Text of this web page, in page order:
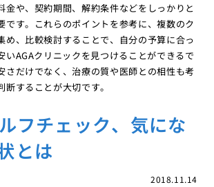
金や、契約期間、解約条件などをしっかりと
です。これらのポイントを参考に、複数のク
め、比較検討することで、自分の予算に合っ
いAGAクリニックを見つけることができるで
さだけでなく、治療の質や医師との相性も考
することが大切です。
フチェック、気にな
とは
2018.11.14